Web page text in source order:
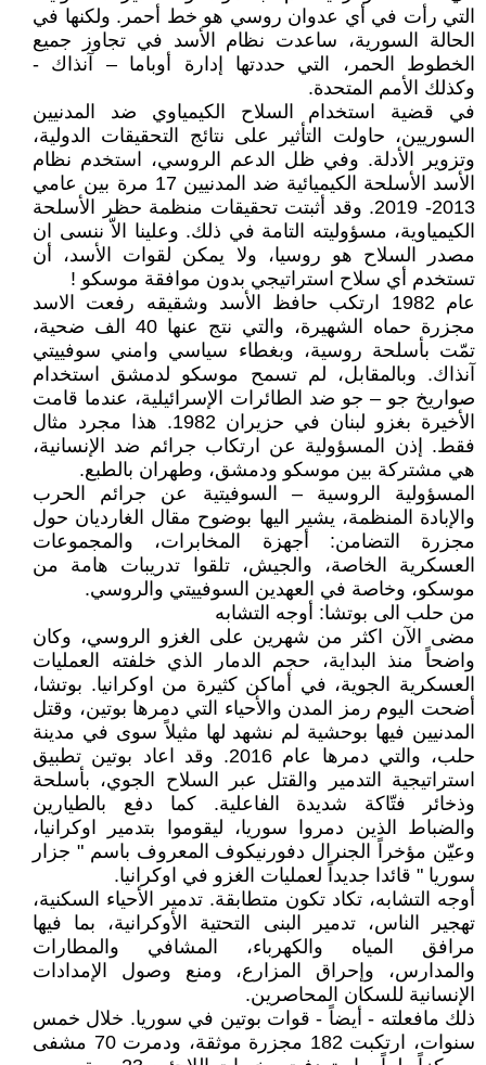
التي رأت في أي عدوان روسي هو خط أحمر. ولكنها في
الحالة السورية، ساعدت نظام الأسد في تجاوز جميع
الخطوط الحمر، التي حددتها إدارة أوباما – آنذاك -
وكذلك الأمم المتحدة.
في قضية استخدام السلاح الكيمياوي ضد المدنيين
السوريين، حاولت التأثير على نتائج التحقيقات الدولية،
وتزوير الأدلة. وفي ظل الدعم الروسي، استخدم نظام
الأسد الأسلحة الكيميائية ضد المدنيين 17 مرة بين عامي
2013- 2019. وقد أثبتت تحقيقات منظمة حظر الأسلحة
الكيمياوية، مسؤوليته التامة في ذلك. وعلينا الاّ ننسى ان
مصدر السلاح هو روسيا، ولا يمكن لقوات الأسد، أن
تستخدم أي سلاح استراتيجي بدون موافقة موسكو !
عام 1982 ارتكب حافظ الأسد وشقيقه رفعت الاسد
مجزرة حماه الشهيرة، والتي نتج عنها 40 الف ضحية،
تمّت بأسلحة روسية، وبغطاء سياسي وامني سوفييتي
آنذاك. وبالمقابل، لم تسمح موسكو لدمشق استخدام
صواريخ جو – جو ضد الطائرات الإسرائيلية، عندما قامت
الأخيرة بغزو لبنان في حزيران 1982. هذا مجرد مثال
فقط. إذن المسؤولية عن ارتكاب جرائم ضد الإنسانية،
هي مشتركة بين موسكو ودمشق، وطهران بالطبع.
المسؤولية الروسية – السوفيتية عن جرائم الحرب
والإبادة المنظمة، يشير اليها بوضوح مقال الغارديان حول
مجزرة التضامن: أجهزة المخابرات، والمجموعات
العسكرية الخاصة، والجيش، تلقوا تدريبات هامة من
موسكو، وخاصة في العهدين السوفييتي والروسي.
من حلب الى بوتشا: أوجه التشابه
مضى الآن اكثر من شهرين على الغزو الروسي، وكان
واضحاً منذ البداية، حجم الدمار الذي خلفته العمليات
العسكرية الجوية، في أماكن كثيرة من اوكرانيا. بوتشا،
أضحت اليوم رمز المدن والأحياء التي دمرها بوتين، وقتل
المدنيين فيها بوحشية لم نشهد لها مثيلاً سوى في مدينة
حلب، والتي دمرها عام 2016. وقد اعاد بوتين تطبيق
استراتيجية التدمير والقتل عبر السلاح الجوي، بأسلحة
وذخائر فتّاكة شديدة الفاعلية. كما دفع بالطيارين
والضباط الذين دمروا سوريا، ليقوموا بتدمير اوكرانيا،
وعيّن مؤخراً الجنرال دفورنيكوف المعروف باسم " جزار
سوريا " قائدا جديداً لعمليات الغزو في اوكرانيا.
أوجه التشابه، تكاد تكون متطابقة. تدمير الأحياء السكنية،
تهجير الناس، تدمير البنى التحتية الأوكرانية، بما فيها
مرافق المياه والكهرباء، المشافي والمطارات
والمدارس، وإحراق المزارع، ومنع وصول الإمدادات
الإنسانية للسكان المحاصرين.
ذلك مافعلته - أيضاً - قوات بوتين في سوريا. خلال خمس
سنوات، ارتكبت 182 مجزرة موثقة، ودمرت 70 مشفى